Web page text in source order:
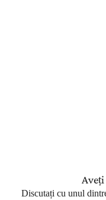
Discutați cu unul